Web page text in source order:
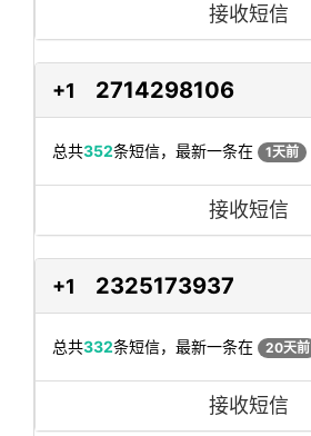
接收短信
+1 2714298106
总共352条短信，最新一条在 1天前
接收短信
+1 2325173937
总共332条短信，最新一条在 20天前
接收短信